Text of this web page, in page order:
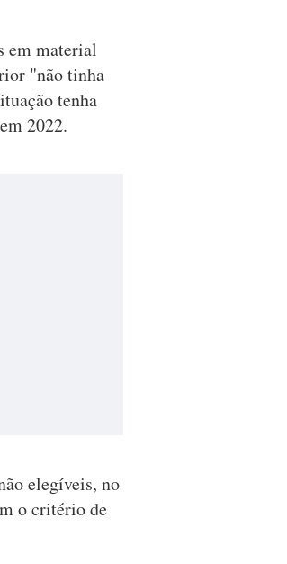
em material
"não tinha
tenha
2022.
elegíveis, no
o critério de